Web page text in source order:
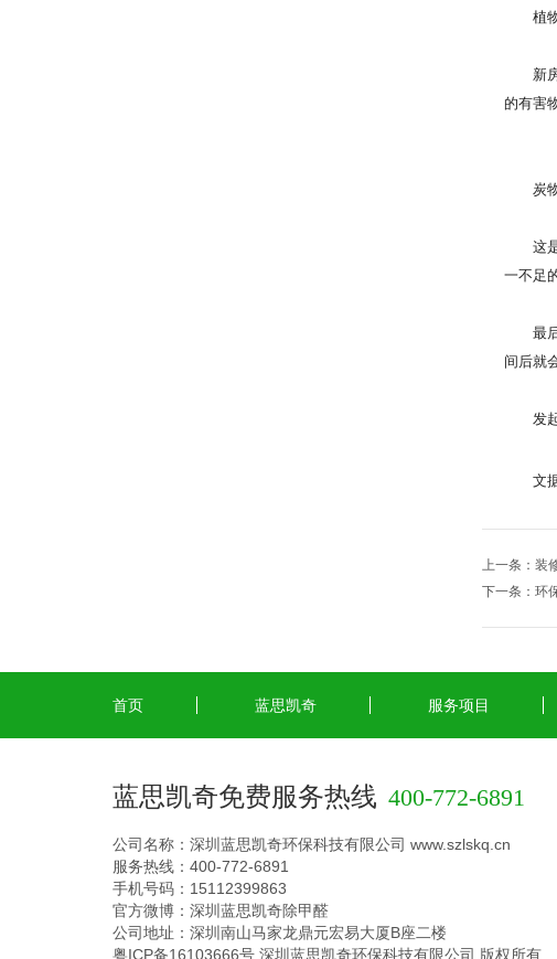
植
新房
的有害
炭
这是
一不足
最后
间后就
发起
文据
上一条： 装
下一条： 环
首页 蓝思凯奇 服务项目
蓝思凯奇免费服务热线 400-772-6891
公司名称：深圳蓝思凯奇环保科技有限公司 www.szlskq.cn
服务热线：400-772-6891
手机号码：15112399863
官方微博：深圳蓝思凯奇除甲醛
公司地址：深圳南山马家龙鼎元宏易大厦B座二楼
粤ICP备16103666号 深圳蓝思凯奇环保科技有限公司 版权所有